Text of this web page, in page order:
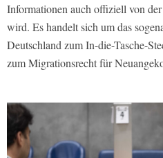
Informationen auch offiziell von
wird. Es handelt sich um das
Deutschland zum In-die-Tasche-
zum Migrationsrecht für